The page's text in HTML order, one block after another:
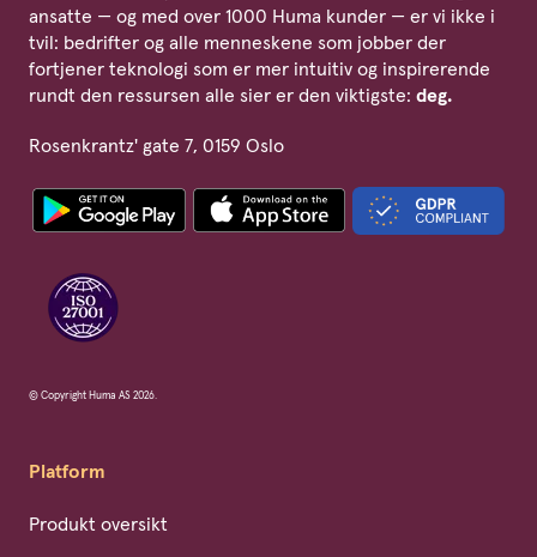
ansatte — og med over 1000 Huma kunder — er vi ikke i
tvil: bedrifter og alle menneskene som jobber der
fortjener teknologi som er mer intuitiv og inspirerende
rundt den ressursen alle sier er den viktigste: deg.
Rosenkrantz' gate 7, 0159 Oslo
© Copyright Huma AS 2026.
Platform
Produkt oversikt